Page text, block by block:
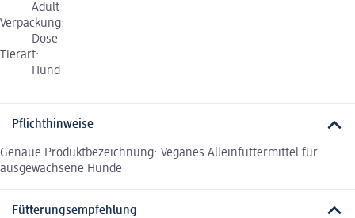
Adult
Verpackung:
Dose
Tierart:
Hund
Pflichthinweise
Genaue Produktbezeichnung: Veganes Alleinfuttermittel für
ausgewachsene Hunde
Fütterungsempfehlung